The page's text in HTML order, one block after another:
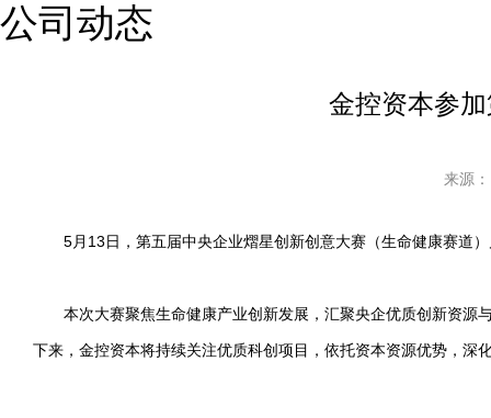
公司动态
金控资本参
来源
5月13日，第五届中央企业熠星创新创意大赛（生命健康赛道）
本次大赛聚焦生命健康产业创新发展，汇聚央企优质创新资源
下来，金控资本将持续关注优质科创项目，依托资本资源优势，